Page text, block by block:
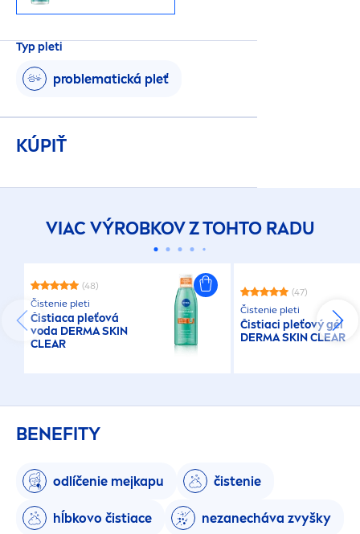
Typ pleti
problematická pleť
KÚPIŤ
VIAC VÝROBKOV Z TOHTO RADU
(48)
Čistenie pleti
Čistiaca pleťová
voda DERMASKIN
CLEAR
(47)
Čistenie pleti
Čistiaci pleťový gél
DERMASKINCLEAR
BENEFITY
odlíčenie mejkapu čistenie
hĺbkovo čistiace nezanecháva zvyšky